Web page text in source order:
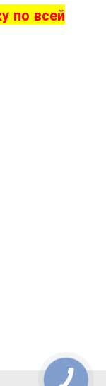
по всей